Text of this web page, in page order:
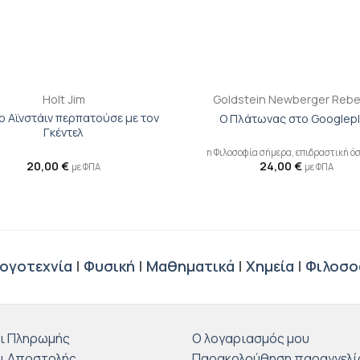
Holt Jim
Αϊνστάιν περπατούσε με τον
Γκέντελ
20,00 € με ΦΠΑ
Goldstein Newberger
Ο Πλάτωνας στο
η Φιλοσοφία σήμερα, επιδραστική
24,00 € με ΦΠΑ
| Φυσική | Μαθηματικά | Χημεία |
Πληρωμής
Ο λογαριασμός μου